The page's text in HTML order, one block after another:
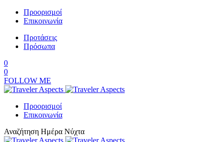
Προορισμοί
Επικοινωνία
Προτάσεις
Πρόσωπα
0
0
FOLLOW ME
Προορισμοί
Επικοινωνία
Αναζήτηση Ημέρα Νύχτα